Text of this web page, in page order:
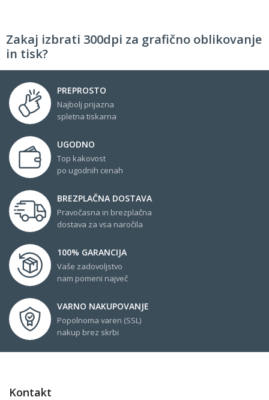
Zakaj izbrati 300dpi za grafično oblikovanje
in tisk?
PREPROSTO
Najbolj prijazna
spletna tiskarna
UGODNO
Top kakovost
po ugodnih cenah
BREZPLAČNA DOSTAVA
Pravočasna in brezplačna
dostava za vsa naročila
100% GARANCIJA
Vaše zadovoljstvo
nam pomeni največ
VARNO NAKUPOVANJE
Popolnoma varen (SSL)
nakup brez skrbi
Kontakt